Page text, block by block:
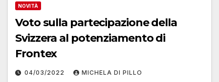
NOVITÀ
Voto sulla partecipazione della
Svizzera al potenziamento di
Frontex
04/03/2022 MICHELA DI PILLO